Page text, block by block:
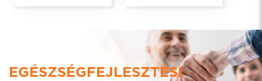
EGÉSZSÉGFEJLESZTÉSI